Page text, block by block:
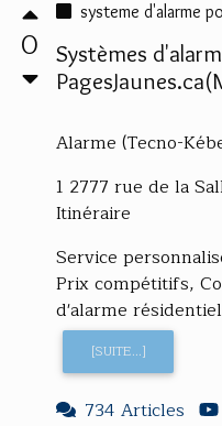
0
systeme d'alarme
Systèmes
Alarme (Tecno-
1 2777 rue de la
Itinéraire
Service
Prix compétitifs,
d'alarme
[SUITE...]
734 Articles